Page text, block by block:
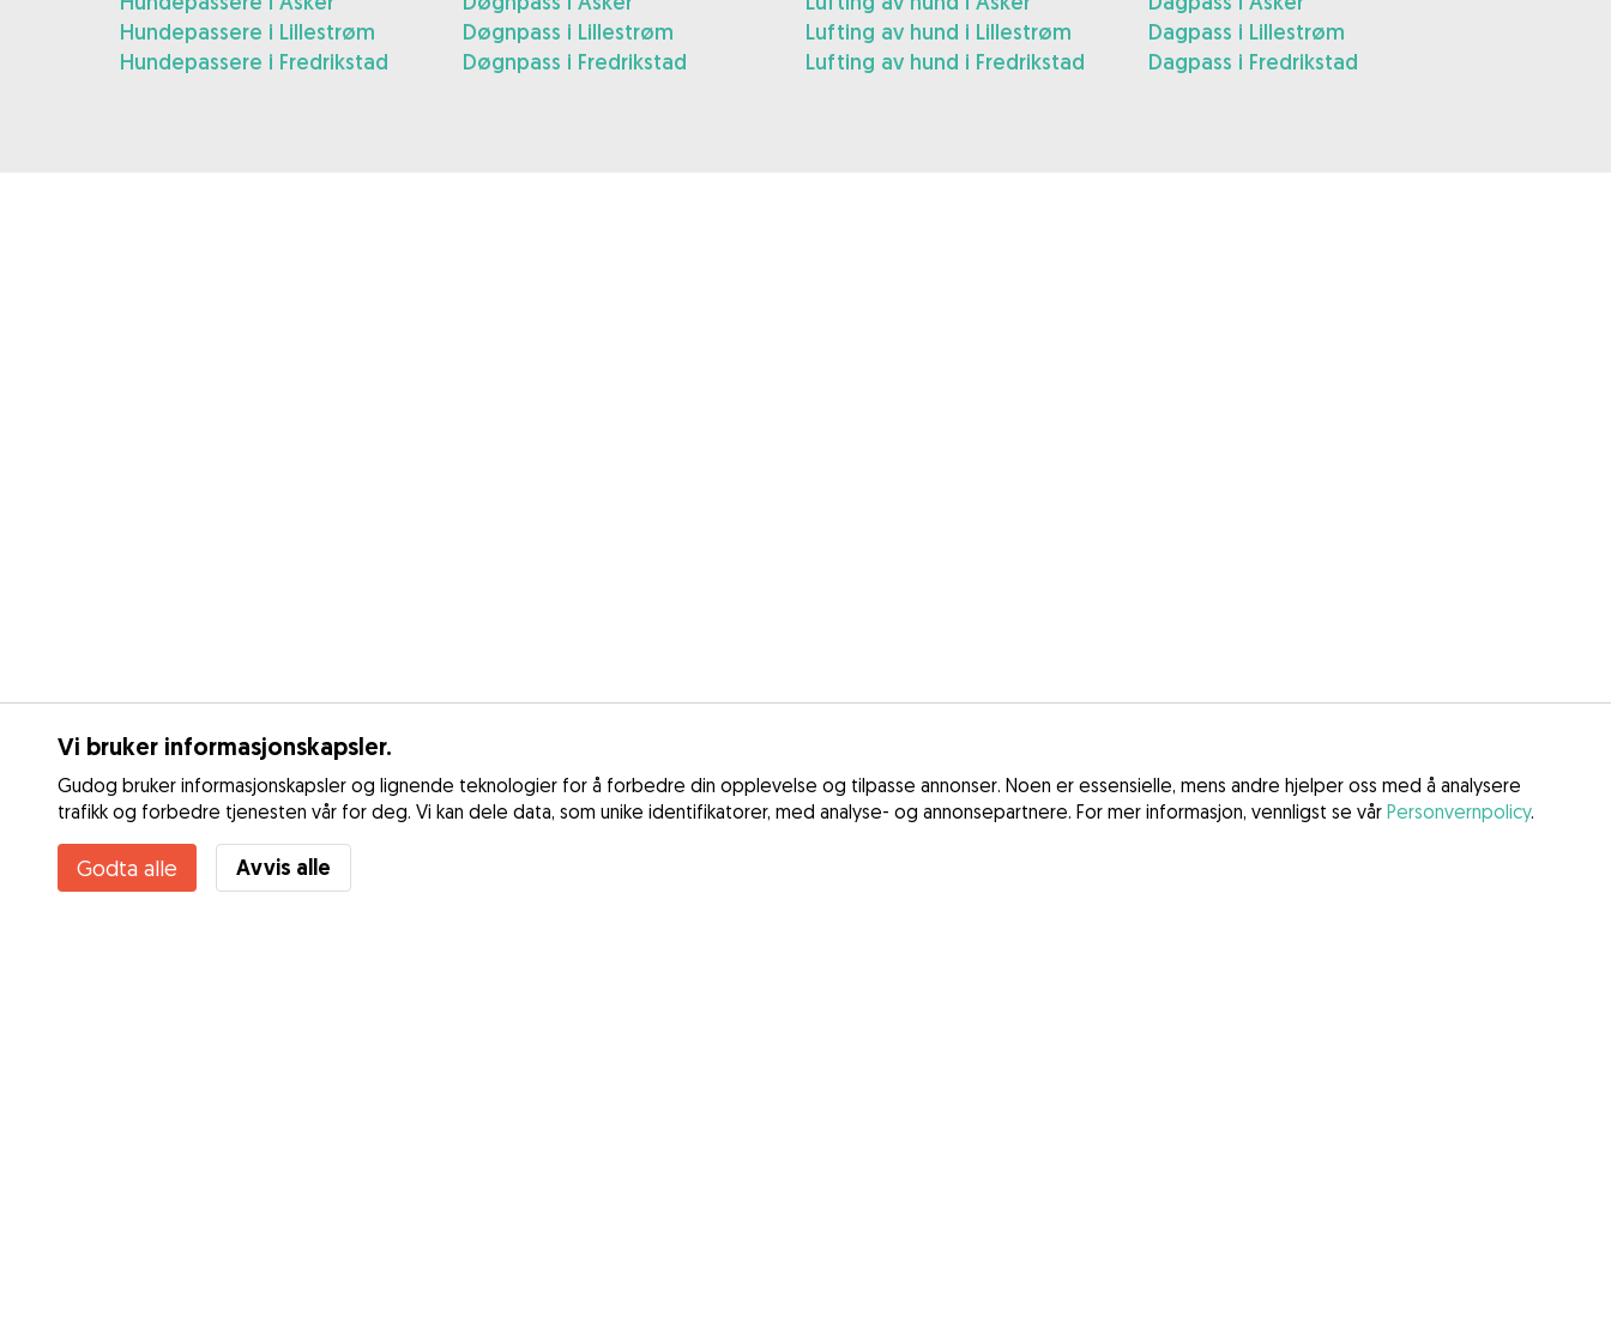
Vi bruker informasjonskapsler.
Gudog bruker informasjonskapsler og lignende teknologier for å forbedre din opplevelse og tilpasse annonser. Noen er essensielle, mens andre hjelper oss med å analysere
trafikk og forbedre tjenesten vår for deg. Vi kan dele data, som unike identifikatorer, med analyse- og annonsepartnere. For mer informasjon, vennligst se vår Personvernpolicy.
Godta alle Avvis alle
Hundepassere i Lillestrøm
Hundepassere i Fredrikstad
Døgnpass i Lillestrøm
Døgnpass i Fredrikstad
Lufting av hund i Lillestrøm
Lufting av hund i Fredrikstad
Dagpass i Lillestrøm
Dagpass i Fredrikstad